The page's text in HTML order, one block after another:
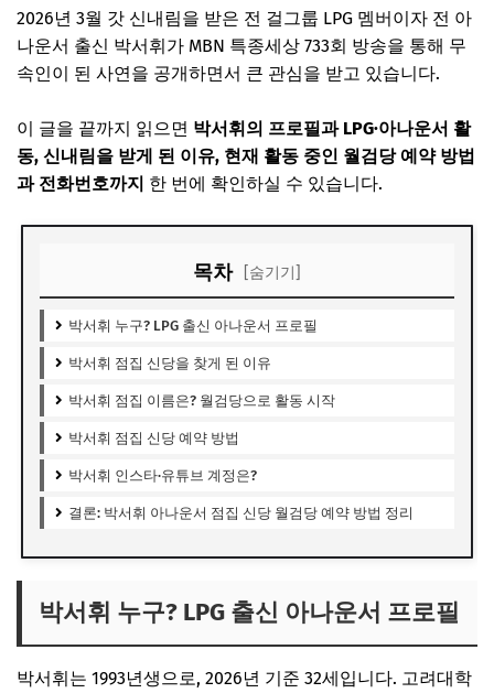
2026년 3월 갓 신내림을 받은 전 걸그룹 LPG 멤버이자 전 아
나운서 출신 박서휘가 MBN 특종세상 733회 방송을 통해 무
속인이 된 사연을 공개하면서 큰 관심을 받고 있습니다.
이 글을 끝까지 읽으면 박서휘의 프로필과 LPG·아나운서 활
동, 신내림을 받게 된 이유, 현재 활동 중인 월검당 예약 방법
과 전화번호까지 한 번에 확인하실 수 있습니다.
목차 [숨기기]
박서휘 누구? LPG 출신 아나운서 프로필
박서휘 점집 신당을 찾게 된 이유
박서휘 점집 이름은? 월검당으로 활동 시작
박서휘 점집 신당 예약 방법
박서휘 인스타·유튜브 계정은?
결론: 박서휘 아나운서 점집 신당 월검당 예약 방법 정리
박서휘 누구? LPG 출신 아나운서 프로필
박서휘는 1993년생으로, 2026년 기준 32세입니다. 고려대학